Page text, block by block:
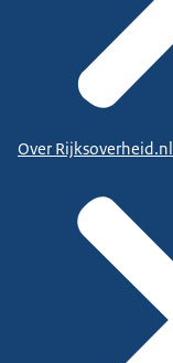
Over Rijksoverheid.nl